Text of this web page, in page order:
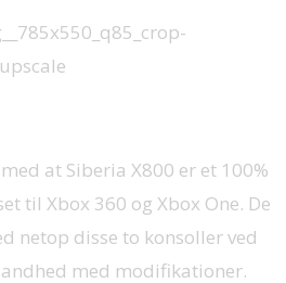
at Siberia X800 er et 100%
til Xbox 360 og Xbox One. De
netop disse to konsoller ved
med modifikationer.